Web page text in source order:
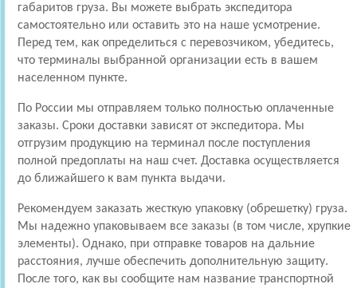
габаритов груза. Вы можете выбрать экспедитора
самостоятельно или оставить это на наше усмотрение.
Перед тем, как определиться с перевозчиком, убедитесь,
что терминалы выбранной организации есть в вашем
населенном пункте.
По России мы отправляем только полностью оплаченные
заказы. Сроки доставки зависят от экспедитора. Мы
отгрузим продукцию на терминал после поступления
полной предоплаты на наш счет. Доставка осуществляется
до ближайшего к вам пункта выдачи.
Рекомендуем заказать жесткую упаковку (обрешетку) груза.
Мы надежно упаковываем все заказы (в том числе, хрупкие
элементы). Однако, при отправке товаров на дальние
расстояния, лучше обеспечить дополнительную защиту.
После того, как вы сообщите нам название транспортной